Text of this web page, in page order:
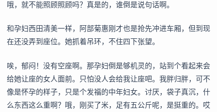
哦，就不能照顾照顾吗？真是的，谁倒是说句话啊。
和孕妇西田清美一样，阿部菊惠刚才也是抢先冲进车厢，但到现
在还没弄到座位。她抓着吊环，不住四下张望。
唉，郁闷！没有空座啊。那孕妇倒是够机灵的，站到个看起来会
给她让座的女人面前。只怕没人会给我让座吧。我胖归胖，可不
像是怀孕的样子，只是个发福的中年妇女。讨厌，袋子真沉，什
么东西这么重啊？哦，刚买了米，足有五公斤呢，是挺重的。哎